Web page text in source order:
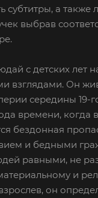
субтитры, а
выбрав
с детских лет
взглядами. Он
середины 19-
времени, когда
бездонная
и бедными
равными, не
и
он